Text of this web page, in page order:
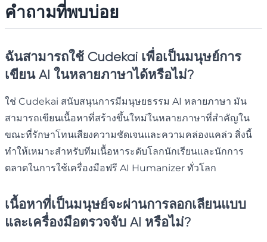
คำถามที่พบบ่อย
ฉันสามารถใช้ Cudekai เพื่อเป็นมนุษย์การ
เขียน AI ในหลายภาษาได้หรือไม่?
ใช่ Cudekai สนับสนุนการมีมนุษยธรรม AI หลายภาษา มัน
สามารถเขียนเนื้อหาที่สร้างขึ้นใหม่ในหลายภาษาที่สำคัญใน
ขณะที่รักษาโทนเสียงความชัดเจนและความคล่องแคล่ว สิ่งนี้
ทำให้เหมาะสำหรับทีมเนื้อหาระดับโลกนักเรียนและนักการ
ตลาดในการใช้เครื่องมือฟรี AI Humanizer ทั่วโลก
เนื้อหาที่เป็นมนุษย์จะผ่านการลอกเลียนแบบ
และเครื่องมือตรวจจับ AI หรือไม่?